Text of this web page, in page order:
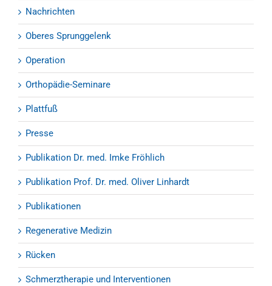
Nachrichten
Oberes Sprunggelenk
Operation
Orthopädie-Seminare
Plattfuß
Presse
Publikation Dr. med. Imke Fröhlich
Publikation Prof. Dr. med. Oliver Linhardt
Publikationen
Regenerative Medizin
Rücken
Schmerztherapie und Interventionen